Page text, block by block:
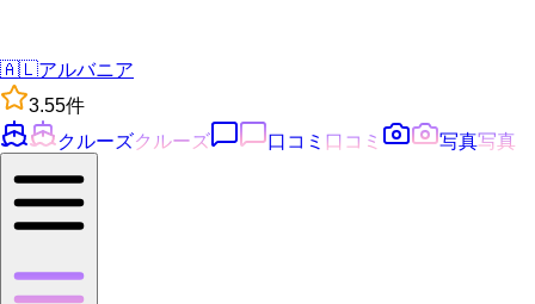
🇦🇱アルバニア
3.55件
クルーズクルーズ 口コミ 口コミ 写真写真